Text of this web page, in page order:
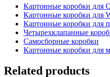
Картонные коробки для
Картонные коробки для
Картонные коробки для
Четырехклапанные
Самосборные коробки
Картонные коробки для
Related products